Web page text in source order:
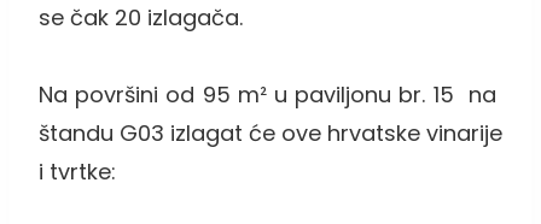
se čak 20 izlagača.
Na površini od 95 m² u paviljonu br. 15 na
štandu G03 izlagat će ove hrvatske vinarije
i tvrtke: